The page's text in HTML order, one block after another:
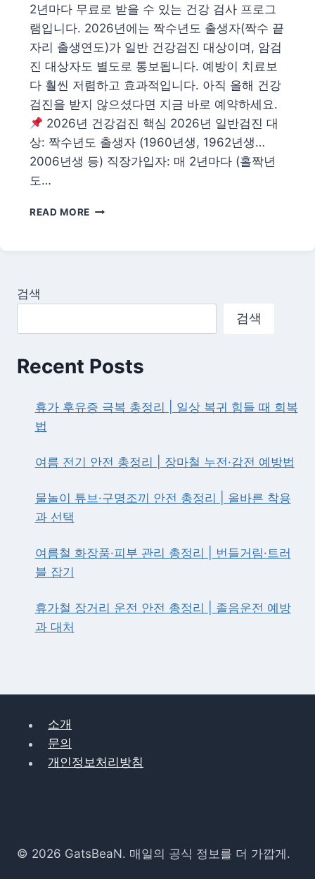
무
엇
이
달
라
졌
나
2년마다 무료로 받을 수 있는 건강 검사 프로그
램입니다. 2026년에는 짝수년도 출생자(짝수 끝
자리 출생연도)가 일반 건강검진 대상이며, 암검
진 대상자도 별도로 통보됩니다. 예방이 치료보
다 훨씬 저렴하고 효과적입니다. 아직 올해 건강
검진을 받지 않으셨다면 지금 바로 예약하세요.
2026년 건강검진 핵심 2026년 일반검진 대
상: 짝수년도 출생자 (1960년생, 1962년생…
2006년생 등) 직장가입자: 매 2년마다 (홀짝년
도…
READ MORE 2026
검
검
사
목
·
방
벽
드
검색
검색
Recent Posts
휴가 후유증 극복 총정리 | 일상 복귀 힘들 때 회복
법
여름 전기 안전 총정리 | 장마철 누전·감전 예방법
물놀이 튜브·구명조끼 안전 총정리 | 올바른 착용
과 선택
여름철 화장품·피부 관리 총정리 | 번들거림·트러
블 잡기
휴가철 장거리 운전 안전 총정리 | 졸음운전 예방
과 대처
소개
문의
개인정보처리방침
© 2026 GatsBeaN. 매일의 공식 정보를 더 가깝게.